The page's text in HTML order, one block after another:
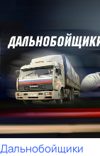
Дальнобойщики